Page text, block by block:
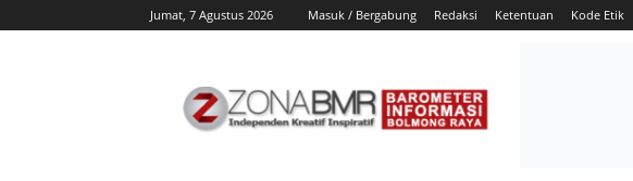
Jumat, 7 Agustus 2026 Masuk / Bergabung Redaksi Ketentuan Kode Etik